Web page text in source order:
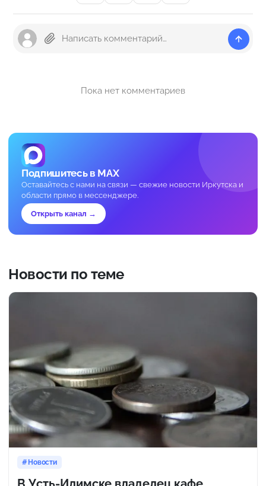
Пока нет комментариев
Подпишитесь в MAX
Оставайтесь с нами на связи — свежие новости Иркутска и
области прямо в мессенджере.
Открыть канал →
Новости по теме
Новости